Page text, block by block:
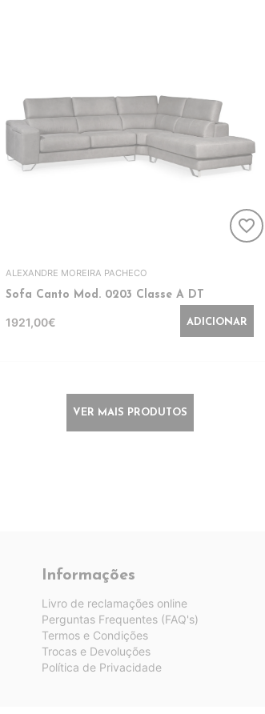
favorite_border
ALEXANDRE MOREIRA PACHECO
Sofa Canto Mod. 0203 Classe A DT
1921,00€ ADICIONAR
VER MAIS PRODUTOS
Informações
Livro de reclamações online
Perguntas Frequentes (FAQ's)
Termos e Condições
Trocas e Devoluções
Política de Privacidade